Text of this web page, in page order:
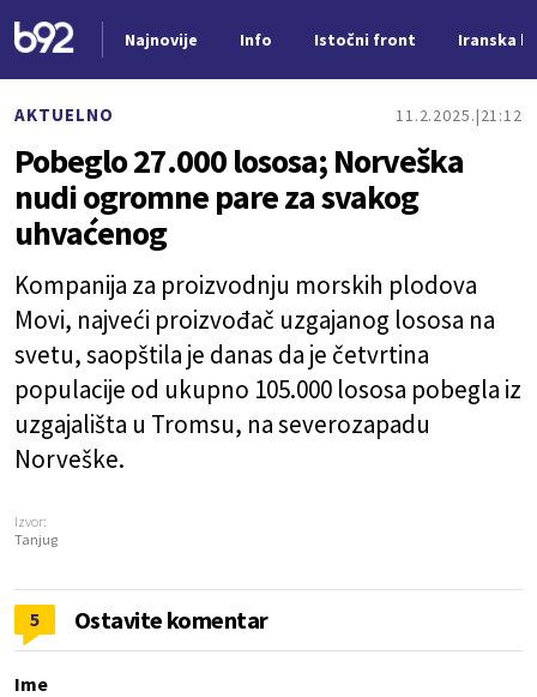
Najnovije Info Istočni front Iranska
AKTUELNO 11.2.2025. 21:12
Pobeglo 27.000 lososa; Norveška
nudi ogromne pare za svakog
uhvaćenog
Kompanija za proizvodnju morskih plodova
Movi, najveći proizvođač uzgajanog lososa na
svetu, saopštila je danas da je četvrtina
populacije od ukupno 105.000 lososa pobegla iz
uzgajališta u Tromsu, na severozapadu
Norveške.
Izvor:
Tanjug
5 Ostavite komentar
Ime